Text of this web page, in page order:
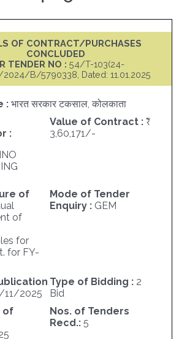
OF CONTRACT/PURCHASES
CONCLUDED
TENDER NO :54/T-103(24-
B/5790338, Dated: 11.01.2025
: भारत सरकार टकसाल, कोलकाता
:
Value of Contract :
3,60,171/-
of
of
for
for FY-
Mode of Tender
Enquiry : GEM
11/2025
Type of Bidding : 2
Bid
of
Nos. of Tenders
Recd.: 5